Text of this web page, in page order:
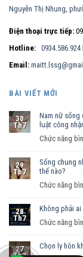
Nguyễn Thị Nhung,
Điện thoại trực tiếp:
Hotline: 0934.586.924
Email:
BÀI VIẾT MỚI
30
Th7
Nam nữ
luật công
Chức năng
29
Th7
Sống chung
thế nào?
Chức năng
28
Th7
Không phải
Chức năng
27
Chọn ly hôn